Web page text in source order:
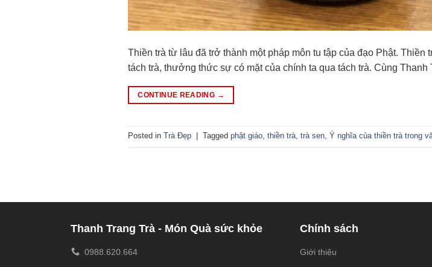
Thiền trà từ lâu đã trở thành một pháp môn tu tập của đạo Phật.
tách trà, thưởng thức sự có mặt của chính ta qua tách trà. Cùng
CONTINUE READING →
Posted in Trà Đẹp Tagged phật giáo thiền trà trà sen Ý nghĩa của thiền trà trong
Thanh Trang Trà - Món Quà sức khỏe
0988.620.664
Chính sách
Giới thiệu